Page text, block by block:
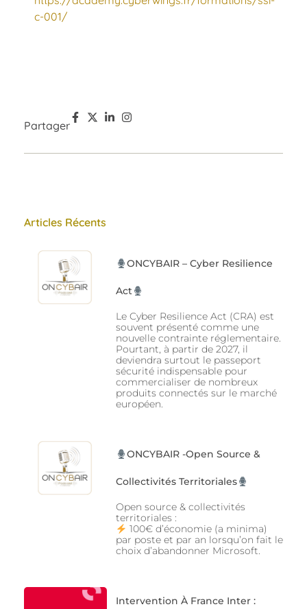
c-001/
Partager
Articles Récents
ONCYBAIR – Cyber Resilience
Act
Le Cyber Resilience Act (CRA) est
souvent présenté comme une
nouvelle contrainte réglementaire.
Pourtant, à partir de 2027, il
deviendra surtout le passeport
sécurité indispensable pour
commercialiser de nombreux
produits connectés sur le marché
européen.
ONCYBAIR -Open Source &
Collectivités Territoriales
Open source & collectivités
territoriales :
100€ d’économie (a minima)
par poste et par an lorsqu’on fait le
choix d’abandonner Microsoft.
Intervention À France Inter :